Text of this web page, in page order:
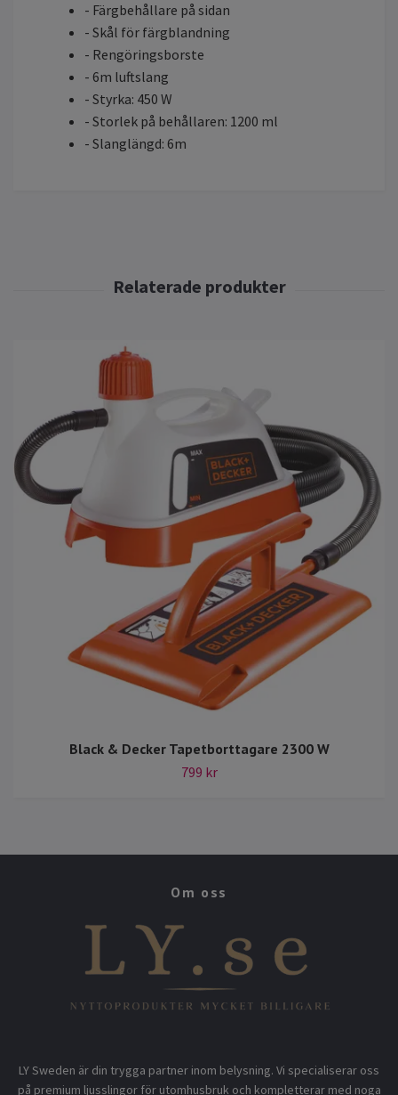
- Färgbehållare på sidan
- Skål för färgblandning
- Rengöringsborste
- 6m luftslang
- Styrka: 450 W
- Storlek på behållaren: 1200 ml
- Slanglängd: 6m
Black & Decker Tapetborttagare 2300 W
799 kr
Om oss
LY Sweden är din trygga partner inom belysning. Vi specialiserar oss
på premium ljusslingor för utomhusbruk och kompletterar med noga